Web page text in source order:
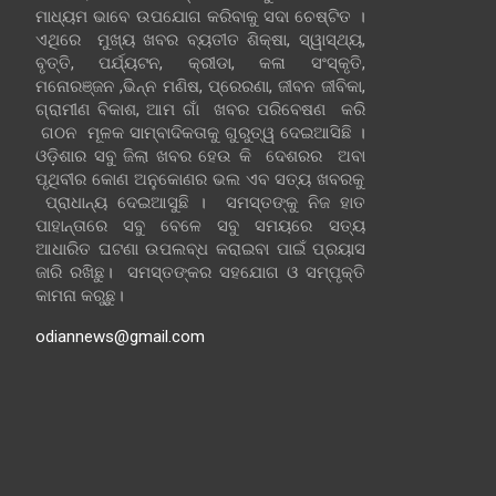
ମାଧ୍ୟମ ଭାବେ ଉପଯୋଗ କରିବାକୁ ସଦା ଚେଷ୍ଟିତ ।
ଏଥିରେ ମୁଖ୍ୟ ଖବର ବ୍ୟତୀତ ଶିକ୍ଷା, ସ୍ୱାସ୍ଥ୍ୟ,
ବୃତ୍ତି, ପର୍ଯ୍ୟଟନ, କ୍ରୀଡା, କଳା ସଂସ୍କୃତି,
ମନୋରଞ୍ଜନ ,ଭିନ୍ନ ମଣିଷ, ପ୍ରେରଣା, ଜୀବନ ଜୀବିକା,
ଗ୍ରାମୀଣ ବିକାଶ, ଆମ ଗାଁ ଖବର ପରିବେଷଣ କରି
ଗଠନ ମୂଳକ ସାମ୍ବାଦିକତାକୁ ଗୁରୁତ୍ୱ ଦେଇଆସିଛି ।
ଓଡ଼ିଶାର ସବୁ ଜିଲା ଖବର ହେଉ କି ଦେଶରର ଅବା
ପୃଥିବୀର କୋଣ ଅନୁକୋଣର ଭଲ ଏବ ସତ୍ୟ ଖବରକୁ
ପ୍ରାଧାନ୍ୟ ଦେଇଆସୁଛି । ସମସ୍ତଙ୍କୁ ନିଜ ହାତ
ପାହାନ୍ତାରେ ସବୁ ବେଳେ ସବୁ ସମୟରେ ସତ୍ୟ
ଆଧାରିତ ଘଟଣା ଉପଲବ୍ଧ କରାଇବା ପାଇଁ ପ୍ରୟାସ
ଜାରି ରଖିଛୁ। ସମସ୍ତଙ୍କର ସହଯୋଗ ଓ ସମ୍ପୃକ୍ତି
କାମନା କରୁଛୁ।
odiannews@gmail.com